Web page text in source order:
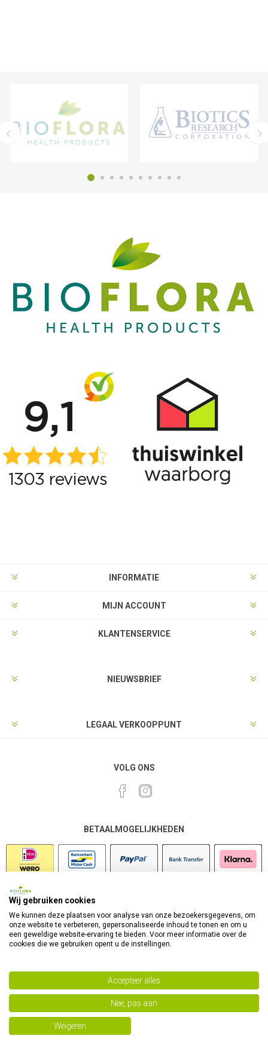
INFORMATIE
MIJN ACCOUNT
KLANTENSERVICE
NIEUWSBRIEF
LEGAAL VERKOOPPUNT
VOLG ONS
BETAALMOGELIJKHEDEN
Powered bynopCommerce
Copyright 2026 Bioflora Health Products. Alle rechten
Wij gebruiken cookies
We kunnen deze plaatsen voor analyse van onze bezoekersgegevens, om
onze website te verbeteren, gepersonaliseerde inhoud te tonen en om u
een geweldige website-ervaring te bieden. Voor meer informatie over de
cookies die we gebruiken opent u de instellingen.
Accepteer alles
Nee, pas aan
Weigeren